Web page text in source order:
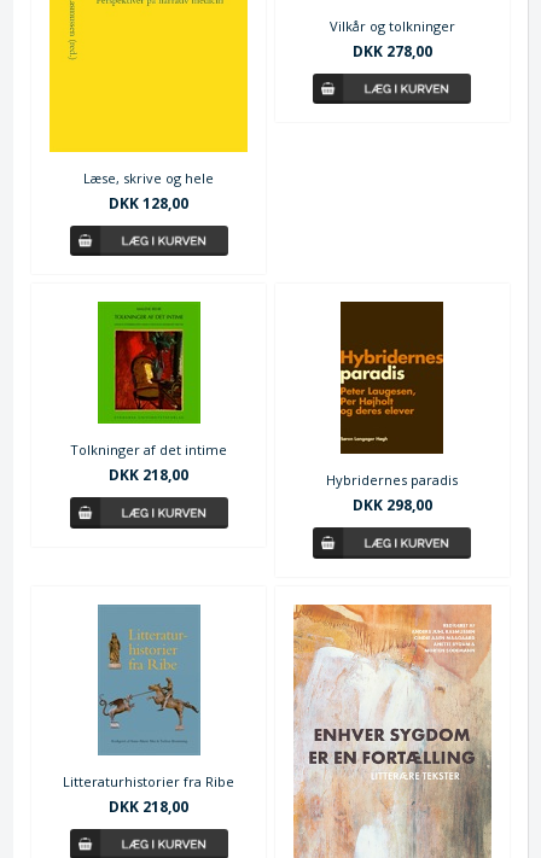
Læse, skrive og hele
DKK 128,00
Vilkår og tolkninger
DKK 278,00
Tolkninger af det intime
DKK 218,00 Hybridernes paradis
DKK 298,00
Litteraturhistorier fra Ribe
DKK 218,00